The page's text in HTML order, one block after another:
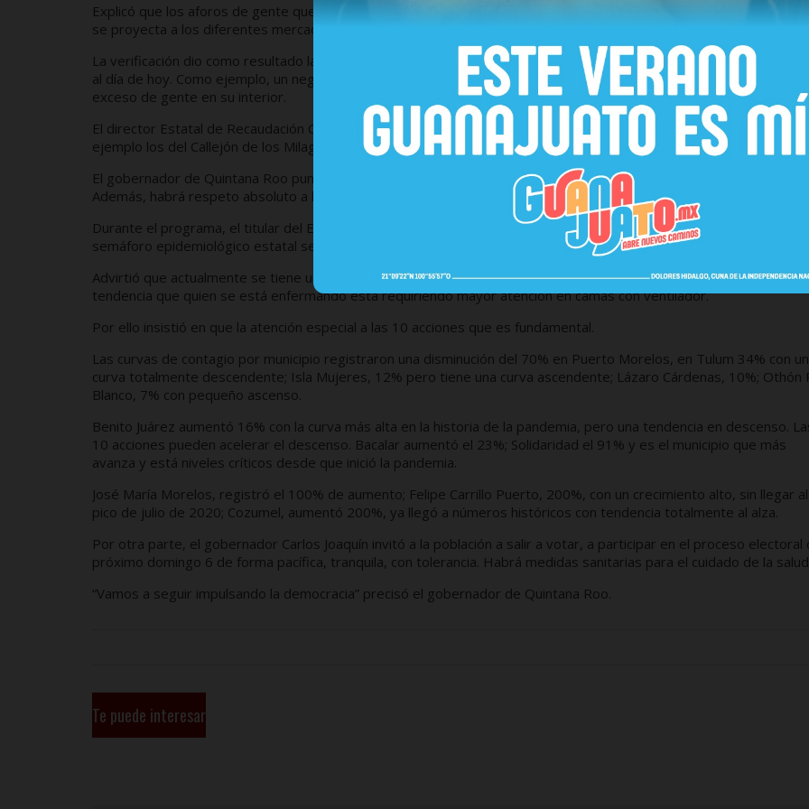
Explicó que los aforos de gente que va a los restaurantes, a los bares, se convierte mediáticamente en la imagen
se proyecta a los diferentes mercados turísticos, que genera una percepción de inseguridad.
La verificación dio como resultado la clausura de 12 lugares por no respetar el horario establecido ni el aforo
al día de hoy. Como ejemplo, un negocio en Plaza Las Américas tenía la fachada apagada y las cortinas abajo, pero
exceso de gente en su interior.
El director Estatal de Recaudación Carlos Ortiz dijo que, sin embargo, del listado de 102 negocios en rebeldía, como
ejemplo los del Callejón de los Milagros, todos están cerrando a tiempo.
El gobernador de Quintana Roo puntualizó que los horarios de cierre son fundamentales para el cuidado de la salud.
Además, habrá respeto absoluto a la Ley Seca para el sábado y domingo próximos.
Durante el programa, el titular del Ejecutivo dio a conocer que durante la semana del lunes 7 a domingo 13 de junio
semáforo epidemiológico estatal se mantiene en color naranja, tanto en la región sur como en el norte.
Advirtió que actualmente se tiene un registro de hasta 200 contagios al día, con 46 intubados en el estado, y con
tendencia que quien se está enfermando está requiriendo mayor atención en camas con ventilador.
Por ello insistió en que la atención especial a las 10 acciones que es fundamental.
Las curvas de contagio por municipio registraron una disminución del 70% en Puerto Morelos, en Tulum 34% con
curva totalmente descendente; Isla Mujeres, 12% pero tiene una curva ascendente; Lázaro Cárdenas, 10%; Othón
Blanco, 7% con pequeño ascenso.
Benito Juárez aumentó 16% con la curva más alta en la historia de la pandemia, pero una tendencia en descenso.
10 acciones pueden acelerar el descenso. Bacalar aumentó el 23%; Solidaridad el 91% y es el municipio que más
avanza y está niveles críticos desde que inició la pandemia.
José María Morelos, registró el 100% de aumento; Felipe Carrillo Puerto, 200%, con un crecimiento alto, sin llegar al
pico de julio de 2020; Cozumel, aumentó 200%, ya llegó a números históricos con tendencia totalmente al alza.
Por otra parte, el gobernador Carlos Joaquín invitó a la población a salir a votar, a participar en el proceso electoral
próximo domingo 6 de forma pacífica, tranquila, con tolerancia. Habrá medidas sanitarias para el cuidado de la
“Vamos a seguir impulsando la democracia” precisó el gobernador de Quintana Roo.
Te puede interesar